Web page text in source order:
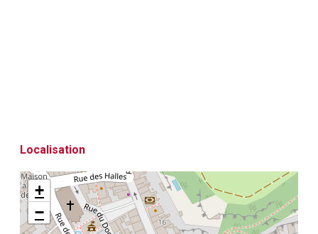
Localisation
+
−